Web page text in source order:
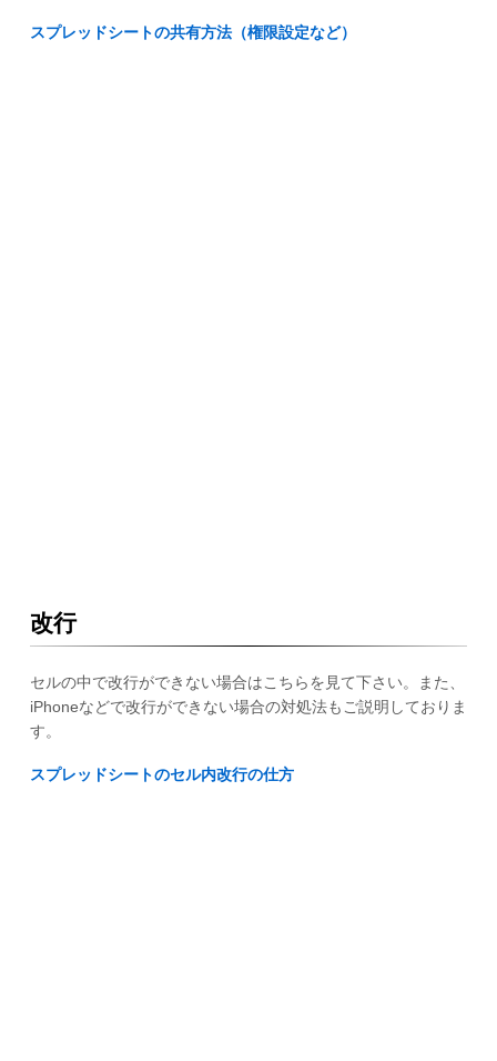
スプレッドシートの共有方法（権限設定など）
改行
セルの中で改行ができない場合はこちらを見て下さい。また、
iPhoneなどで改行ができない場合の対処法もご説明しておりま
す。
スプレッドシートのセル内改行の仕方